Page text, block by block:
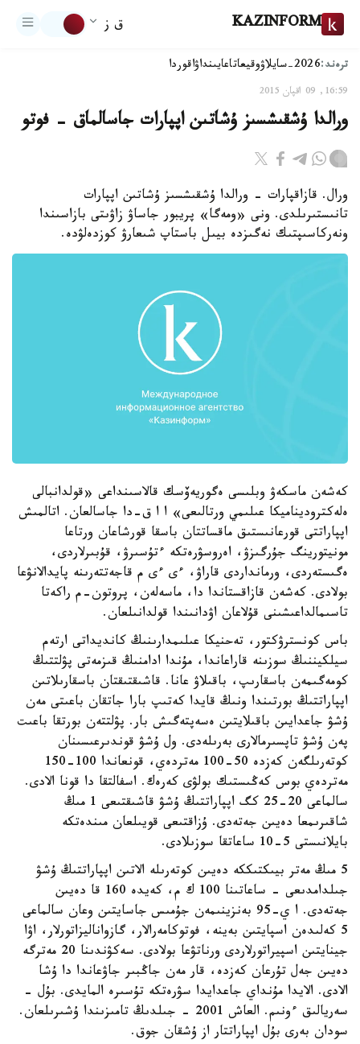
KAZINFORM ق ز
ترەند:2026-سايلاۋ وقيعاتاعايىنداۋاقوردا
16:59, 09 اقپان 2015
ورالدا ۇشقىشسىز ۇشاتىن اپپارات جاسالماق - فوتو
ورال. قازاقپارات - ورالدا ۇشقىشسىز ۇشاتىن اپپارات
تانىستىرىلدى. ونى «ومەگا» پريبور جاساۋ زاۋىتى بازاسىندا
ونەركاسىپتىك نەگىزدە بيىل باستاپ شىعارۋ كوزدەلۋدە.
كەشەن ماسكەۋ وبلىسى ەگوريەۆسك قالاسىنداعى «قولدانبالى
ەلەكتروديناميكا عىلىمي ورتالىعى» ا ا ق-دا جاسالعان. اتالمىش
اپپاراتتى قورعانىستىق ماقساتتان باسقا قورشاعان ورتاعا
مونيتورينگ جۇرگىزۋ، اەروسۋرەتكە ءتۇسىرۋ، قۇبىرلاردى،
ەگىستەردى، ورمانداردى قاراۋ، ءى ءى م قاجەتتەرىنە پايدالانۋعا
بولادى. كەشەن قازاقستاندا دا، ماسەلەن، پروتون-م راكەتا
تاسىمالداعىشىنى قۇلاعان اۋدانىندا قولدانىلعان.
باس كونسترۋكتور، تەحنيكا عىلىمدارىنىڭ كانديداتى ارتەم
سيلكيننىڭ سوزىنە قاراعاندا، مۇندا ادامنىڭ قىزمەتى پۋلتتىڭ
كومەگىمەن باسقارىپ، باقىلاۋ عانا. قاشىقتىقتان باسقارىلاتىن
اپپاراتتىڭ بورتىندا ونىڭ قايدا كەتىپ بارا جاتقان باعىتى مەن
ۇشۋ جاعدايىن باقىلايتىن ەسەپتەگىش بار. پۋلتتەن بورتقا باعىت
پەن ۇشۋ تاپسىرمالارى بەرىلەدى. ول ۇشۋ قوندىرعىسىنان
كوتەرىلگەن كەزدە 50-100 مەتردەي، قونعاندا 100-150
مەتردەي بوس كەڭىستىك بولۋى كەرەك. اسفالتقا دا قونا الادى.
سالماعى 20-25 كگ اپپاراتتىڭ ۇشۋ قاشىقتىعى 1 مىڭ
شاقىرىمعا دەيىن جەتەدى. ۇزاقتىعى قويىلعان مىندەتكە
بايلانىستى 5-10 ساعاتقا سوزىلادى.
5 مىڭ مەتر بيىكتىككە دەيىن كوتەرىلە الاتىن اپپاراتتىڭ ۇشۋ
جىلدامدىعى - ساعاتىنا 100 ك م، كەيدە 160 قا دەيىن
جەتەدى. ا ي-95 بەنزينىمەن جۇمىس جاسايتىن وعان سالماعى
5 كەلىدەن اسپايتىن بەينە، فوتوكامەرالار، گازواناليزاتورلار، اۋا
جينايتىن اسپيراتورلاردى ورناتۋعا بولادى. سەكۋندىنا 20 مەترگە
دەيىن جەل تۇرعان كەزدە، قار مەن جاڭبىر جاۋعاندا دا ۇشا
الادى. الايدا مۇنداي جاعدايدا سۋرەتكە تۇسىرە المايدى. بۇل -
سەريالىق ءونىم. العاش 2001 - جىلدىڭ تامىزىندا ۇشىرىلعان.
سودان بەرى بۇل اپپاراتتار از ۇشقان جوق.